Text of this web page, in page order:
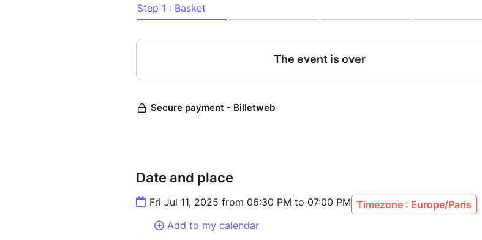
Date and place
Fri Jul 11, 2025 from 06:30 PM to 07:00 PM Timezone : Europe/Paris
Add to my calendar